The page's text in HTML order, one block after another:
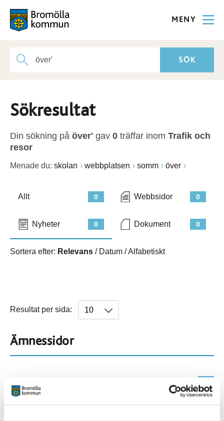
MENY
Sökresultat
Din sökning på över' gav 0 träffar inom Trafik och
resor
Menade du: skolan webbplatsen somm över
0
Allt 0
Webbsidor
0
Nyheter 0
Dokument
Sortera efter: Relevans / Datum /Alfabetiskt
Resultat per sida:
Ämnessidor